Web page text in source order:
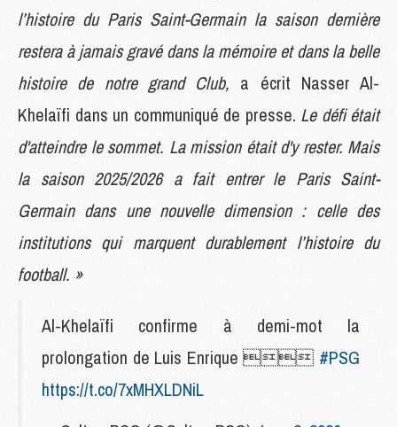
l’histoire du Paris Saint-Germain la saison dernière
restera à jamais gravé dans la mémoire et dans la belle
histoire de notre grand Club, a écrit Nasser Al-
Khelaïfi dans un communiqué de presse. Le défi était
d'atteindre le sommet. La mission était d'y rester. Mais
la saison 2025/2026 a fait entrer le Paris Saint-
Germain dans une nouvelle dimension : celle des
institutions qui marquent durablement l’histoire du
football. »
Al-Khelaïfi confirme à demi-mot la
prolongation de Luis Enrique  #PSG
https://t.co/7xMHXLDNiL